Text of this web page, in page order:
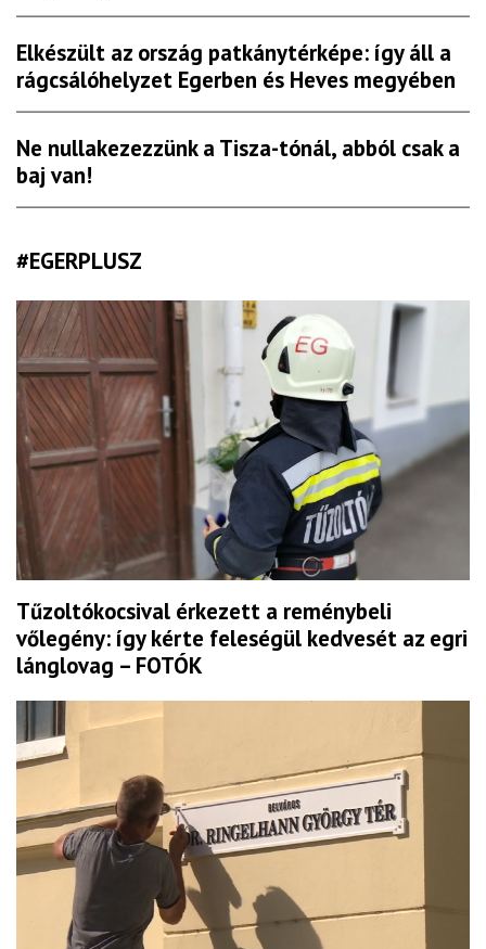
Elkészült az ország patkánytérképe: így áll a
rágcsálóhelyzet Egerben és Heves megyében
Ne nullakezezzünk a Tisza-tónál, abból csak a
baj van!
#EGERPLUSZ
Tűzoltókocsival érkezett a reménybeli
vőlegény: így kérte feleségül kedvesét az egri
lánglovag – FOTÓK